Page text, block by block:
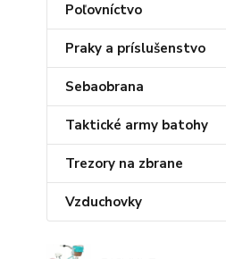
Poľovníctvo
Praky a príslušenstvo
Sebaobrana
Taktické army batohy
Trezory na zbrane
Vzduchovky